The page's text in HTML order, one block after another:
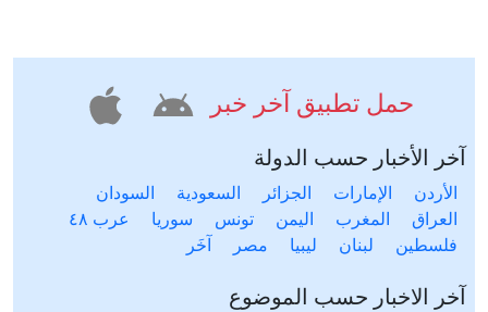
حمل تطبيق آخر خبر
آخر الأخبار حسب الدولة
الأردن الإمارات الجزائر السعودية
السودان
العراق
المغرب اليمن تونس سوريا
عرب ٤٨
فلسطين
لبنان ليبيا مصر آخَر
آخر الاخبار حسب الموضوع